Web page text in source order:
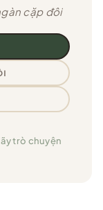
cặp đôi
trò chuyện